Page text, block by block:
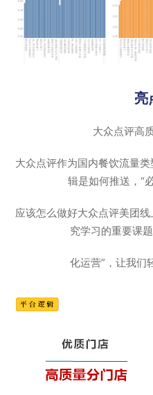
亮
大众点评高
大众点评作为国内餐饮流量
辑是如何推送，“
应该怎么做好大众点评美团
究学习的重要课
化运营”，让我们